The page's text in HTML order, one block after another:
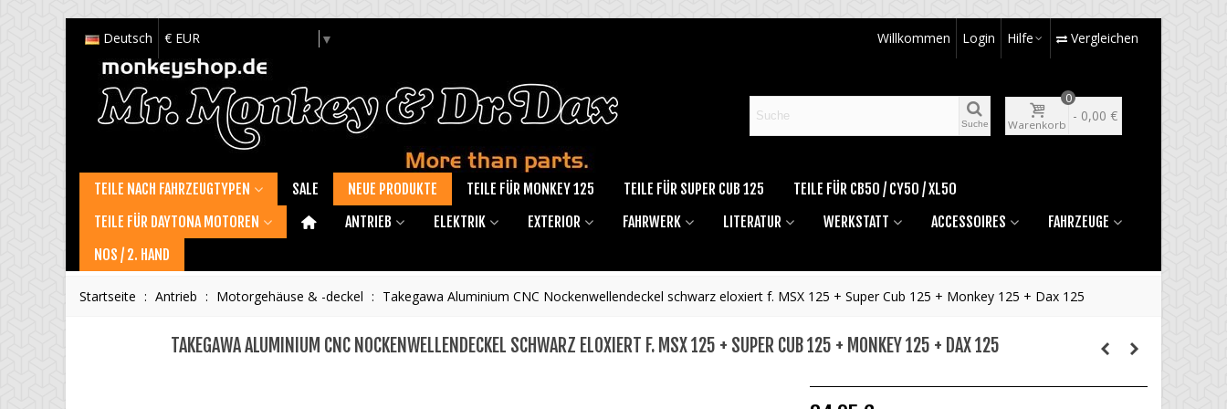
Deutsch € EUR ▼ Willkommen Login Hilfe Vergleichen
Suche Warenkorb
0
- 0,00 €
TEILE NACH FAHRZEUGTYPEN SALE NEUE PRODUKTE TEILE FÜR MONKEY 125 TEILE FÜR SUPER CUB 125
TEILE FÜR CB50 / CY50 / XL50
TEILE FÜR DAYTONA MOTOREN
ANTRIEB ELEKTRIK EXTERIOR FAHRWERK LITERATUR WERKSTATT ACCESSOIRES
FAHRZEUGE
NOS / 2. HAND
Startseite : Antrieb : Motorgehäuse & -deckel : Takegawa Aluminium CNC Nockenwellendeckel schwarz eloxiert f. MSX 125 + Super Cub 125 + Monkey 125 + Dax 125
TAKEGAWA ALUMINIUM CNC NOCKENWELLENDECKEL SCHWARZ ELOXIERT F. MSX 125 + SUPER CUB 125 + MONKEY 125 + DAX 125